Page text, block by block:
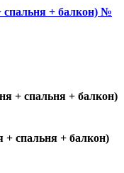
спальня + балкон) №
+ спальня + балкон)
спальня + балкон)